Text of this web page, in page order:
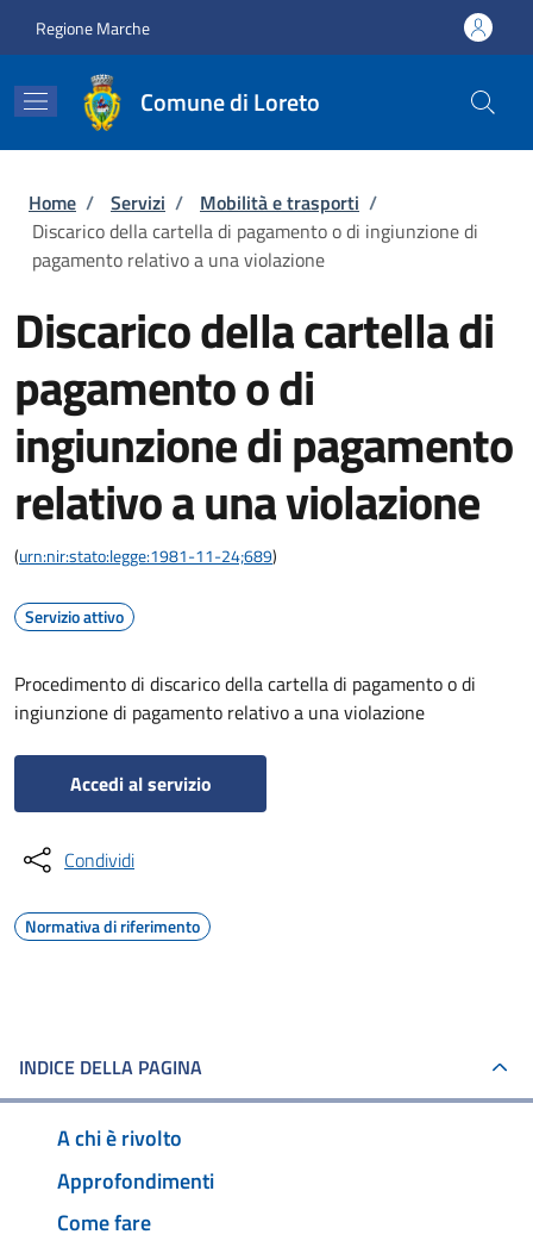
Regione Marche
Comune di Loreto
Briciole di pane
Home / Servizi / Mobilità e trasporti /
Discarico della cartella di pagamento o di ingiunzione di
pagamento relativo a una violazione
Discarico della cartella di
pagamento o di
ingiunzione di pagamento
relativo a una violazione
(urn:nir:stato:legge:1981-11-24;689)
Servizio attivo
Procedimento di discarico della cartella di pagamento o di
ingiunzione di pagamento relativo a una violazione
Accedi al servizio
Condividi
Normativa di riferimento
INDICE DELLA PAGINA
A chi è rivolto
Approfondimenti
Come fare